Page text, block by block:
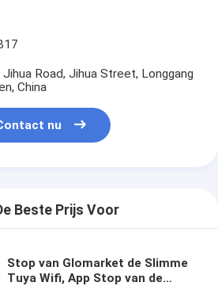
Road, Jihua Street, Longgang
China
nu
Beste Prijs Voor
Stop van Glomarket de Slimme
Tuya Wifi, App Stop van de